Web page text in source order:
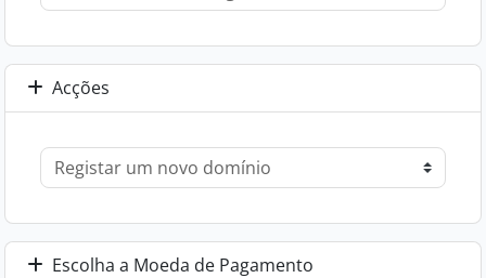
More
Cart
Acções
Escolha a Moeda de Pagamento